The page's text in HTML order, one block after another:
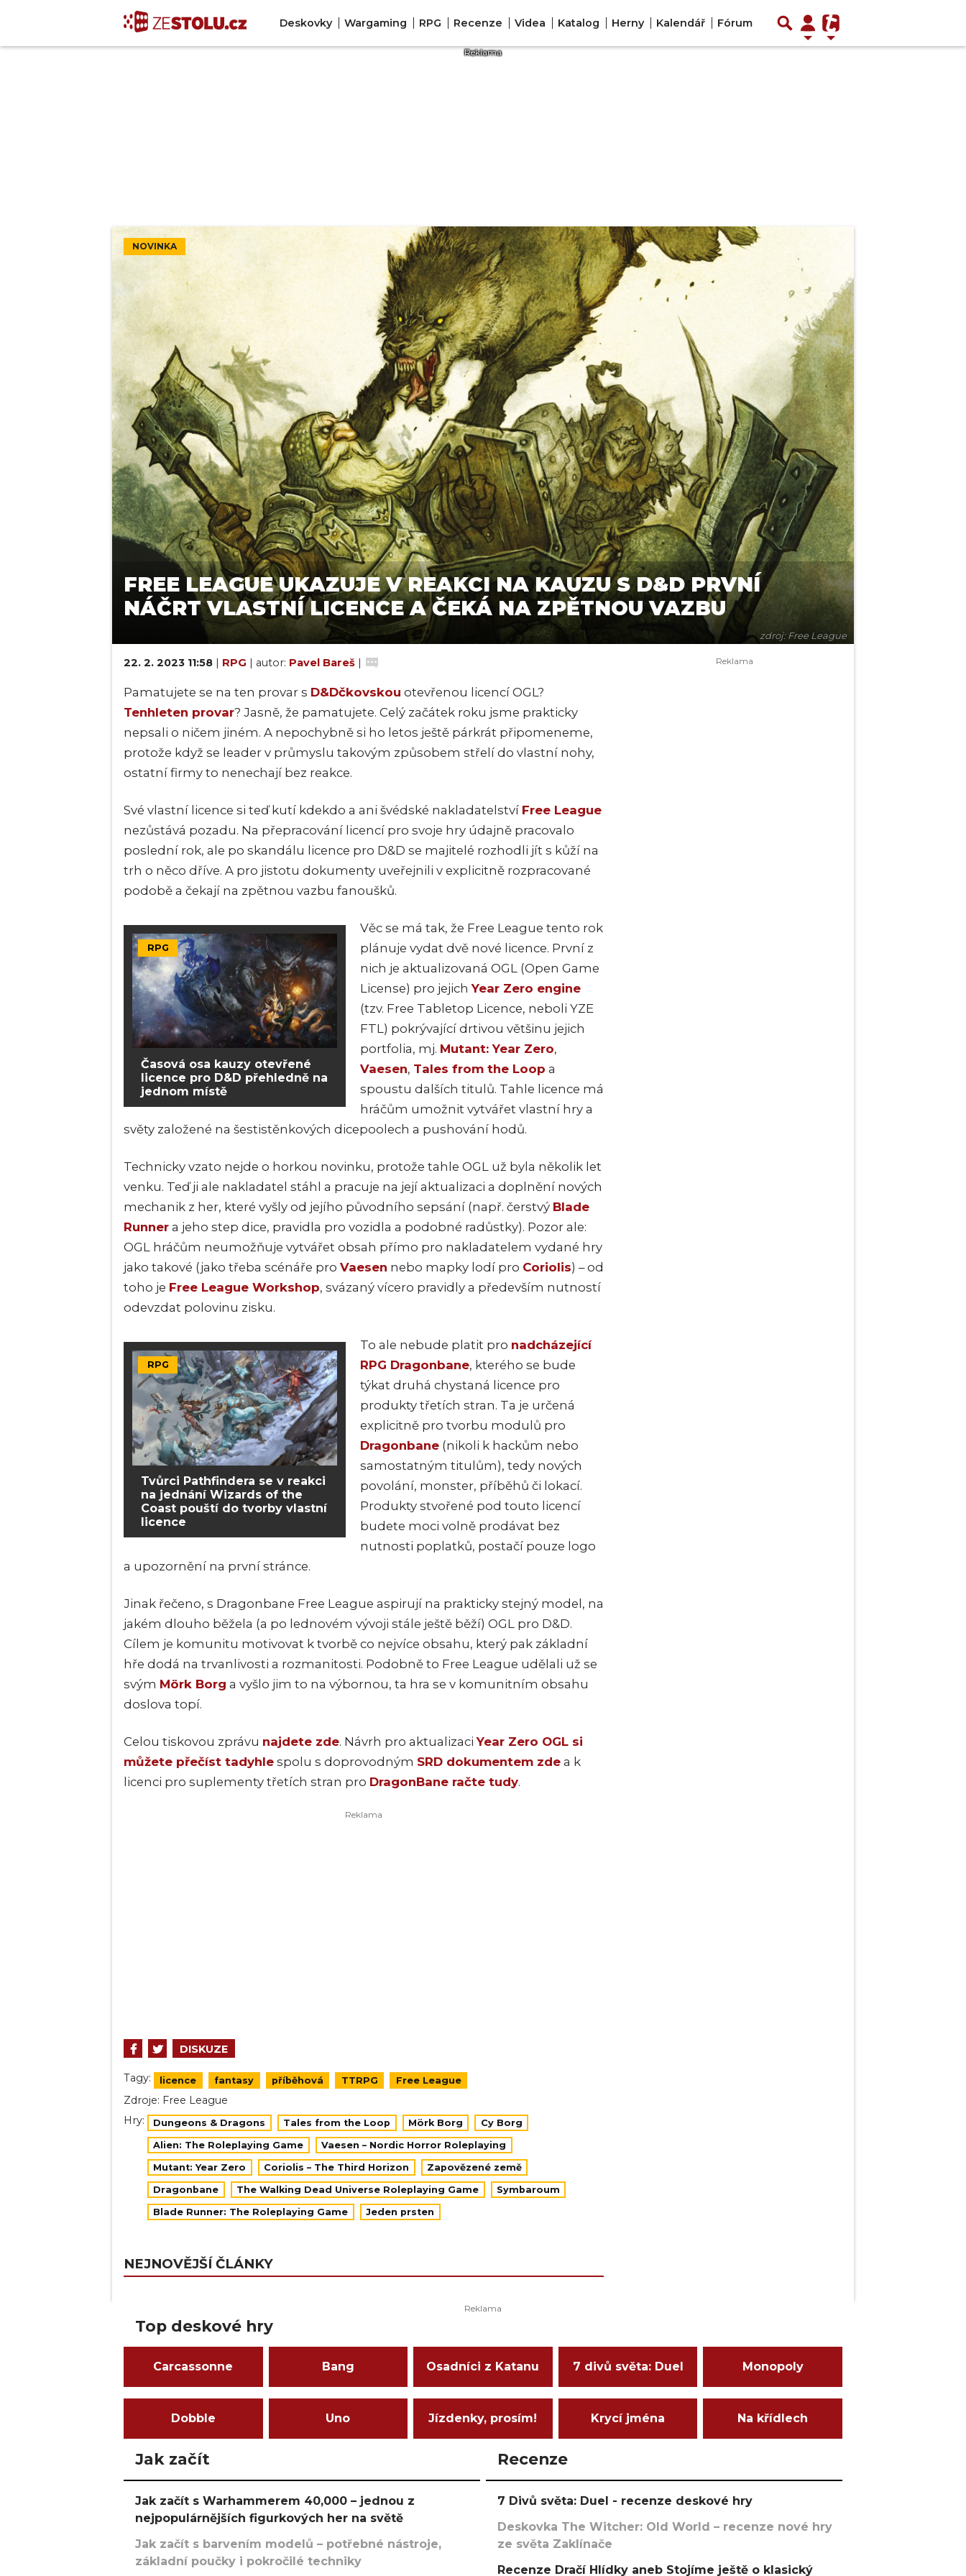
Deskovky Wargaming RPG Recenze Videa Katalog Herny Kalendář Fórum
NOVINKA
zdroj: Free League
FREE LEAGUE UKAZUJE V REAKCI NA KAUZU S D&D PRVNÍ
NÁČRT VLASTNÍ LICENCE A ČEKÁ NA ZPĚTNOU VAZBU
22. 2. 2023 11:58 | RPG | autor: Pavel Bareš |
Pamatujete se na ten provar s D&Dčkovskou otevřenou licencí OGL?
Tenhleten provar? Jasně, že pamatujete. Celý začátek roku jsme prakticky
nepsali o ničem jiném. A nepochybně si ho letos ještě párkrát připomeneme,
protože když se leader v průmyslu takovým způsobem střelí do vlastní nohy,
ostatní firmy to nenechají bez reakce.
Své vlastní licence si teď kutí kdekdo a ani švédské nakladatelství Free League
nezůstává pozadu. Na přepracování licencí pro svoje hry údajně pracovalo
poslední rok, ale po skandálu licence pro D&D se majitelé rozhodli jít s kůží na
trh o něco dříve. A pro jistotu dokumenty uveřejnili v explicitně rozpracované
podobě a čekají na zpětnou vazbu fanoušků.
RPG
Časová osa kauzy otevřené
licence pro D&D přehledně na
jednom místě
Věc se má tak, že Free League tento rok
plánuje vydat dvě nové licence. První z
nich je aktualizovaná OGL (Open Game
License) pro jejichYear Zero engine
(tzv. Free Tabletop Licence, neboli YZE
FTL) pokrývající drtivou většinu jejich
portfolia, mj. Mutant: Year Zero,
Vaesen, Tales from the Loop a
spoustu dalších titulů. Tahle licence má
hráčům umožnit vytvářet vlastní hry a
světy založené na šestistěnkových dicepoolech a pushování hodů.
Technicky vzato nejde o horkou novinku, protože tahle OGL už byla několik let
venku. Teď ji ale nakladatel stáhl a pracuje na její aktualizaci a doplnění nových
mechanik z her, které vyšly od jejího původního sepsání (např. čerstvý Blade
Runner a jeho step dice, pravidla pro vozidla a podobné radůstky). Pozor ale:
OGL hráčům neumožňuje vytvářet obsah přímo pro nakladatelem vydané hry
jako takové (jako třeba scénáře pro Vaesen nebo mapky lodí pro Coriolis) – od
toho je Free League Workshop, svázaný vícero pravidly a především nutností
odevzdat polovinu zisku.
RPG
Tvůrci Pathfindera se v reakci
na jednání Wizards of the
Coast pouští do tvorby vlastní
licence
To ale nebude platit pro nadcházející
RPG Dragonbane, kterého se bude
týkat druhá chystaná licence pro
produkty třetích stran. Ta je určená
explicitně pro tvorbu modulů pro
Dragonbane (nikoli k hackům nebo
samostatným titulům), tedy nových
povolání, monster, příběhů či lokací.
Produkty stvořené pod touto licencí
budete moci volně prodávat bez
nutnosti poplatků, postačí pouze logo
a upozornění na první stránce.
Jinak řečeno, s Dragonbane Free League aspirují na prakticky stejný model, na
jakém dlouho běžela (a po lednovém vývoji stále ještě běží) OGL pro D&D.
Cílem je komunitu motivovat k tvorbě co nejvíce obsahu, který pak základní
hře dodá na trvanlivosti a rozmanitosti. Podobně to Free League udělali už se
svým Mörk Borg a vyšlo jim to na výbornou, ta hra se v komunitním obsahu
doslova topí.
Celou tiskovou zprávu najdete zde. Návrh pro aktualizaciYear Zero OGL si
můžete přečíst tadyhle spolu s doprovodným SRD dokumentem zde a k
licenci pro suplementy třetích stran pro DragonBane račte tudy.
DISKUZE
Tagy: licence fantasy příběhová TTRPG Free League
Zdroje: Free League
Hry:
Dungeons & Dragons Tales from the Loop Mörk Borg Cy Borg
Alien: The Roleplaying Game Vaesen – Nordic Horror Roleplaying
Mutant: Year Zero Coriolis – The Third Horizon Zapovězené země
Dragonbane The Walking Dead Universe Roleplaying Game Symbaroum
Blade Runner: The Roleplaying Game Jeden prsten
NEJNOVĚJŠÍ ČLÁNKY
Top deskové hry
Carcassonne Bang Osadníci z Katanu 7 divů světa: Duel Monopoly
Dobble Uno Jízdenky, prosím! Krycí jména Na křídlech
Jak začít
Jak začít s Warhammerem 40,000 – jednou z
nejpopulárnějších figurkových her na světě
Jak začít s barvením modelů – potřebné nástroje,
základní poučky i pokročilé techniky
Recenze
7 Divů světa: Duel - recenze deskové hry
Deskovka The Witcher: Old World – recenze nové hry
ze světa Zaklínače
Recenze Dračí Hlídky aneb Stojíme ještě o klasický